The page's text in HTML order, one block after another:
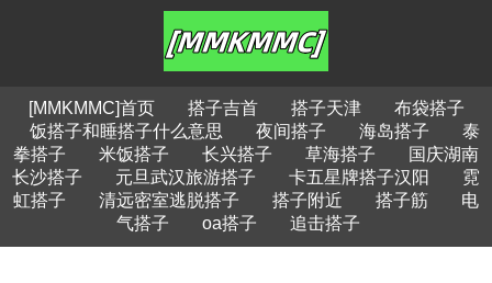
[MMKMMC]首页 搭子吉首 搭子天津
布袋搭子
饭搭子和睡搭子什么意思
夜间搭子 海岛搭子
泰
拳搭子
米饭搭子 长兴搭子 草海搭子
国庆湖南
长沙搭子
元旦武汉旅游搭子 卡五星牌搭子汉阳
霓
虹搭子
清远密室逃脱搭子 搭子附近 搭子筋
电
气搭子
oa搭子 追击搭子